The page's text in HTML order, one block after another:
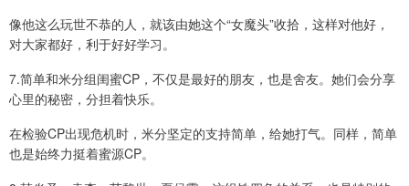
像他这么玩世不恭的人，就该由她这个“女魔头”收拾，这样对他好，
对大家都好，利于好好学习。
7.简单和米分组闺蜜CP，不仅是最好的朋友，也是舍友。她们会分享
心里的秘密，分担着快乐。
在检验CP出现危机时，米分坚定的支持简单，给她打气。同样，简单
也是始终力挺着蜜源CP。